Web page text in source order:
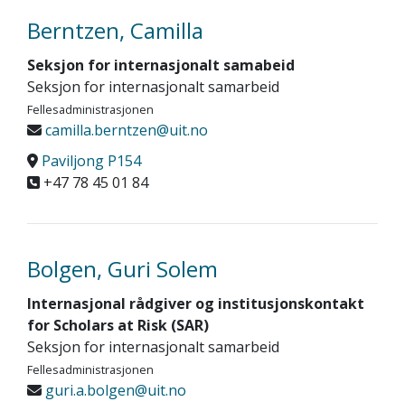
Berntzen, Camilla
Seksjon for internasjonalt samabeid
Seksjon for internasjonalt samarbeid
Fellesadministrasjonen
camilla.berntzen@uit.no
Paviljong P154
+47 78 45 01 84
Bolgen, Guri Solem
Internasjonal rådgiver og institusjonskontakt
for Scholars at Risk (SAR)
Seksjon for internasjonalt samarbeid
Fellesadministrasjonen
guri.a.bolgen@uit.no